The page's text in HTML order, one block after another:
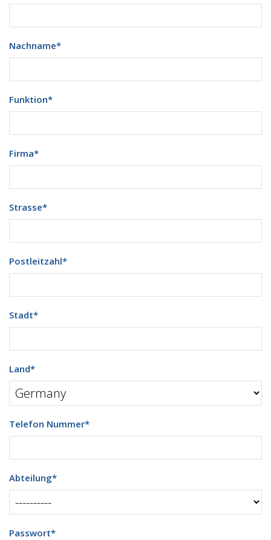
Nachname*
Funktion*
Firma*
Strasse*
Postleitzahl*
Stadt*
Land*
Telefon Nummer*
Abteilung*
Passwort*